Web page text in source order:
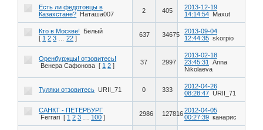
Есть ли федотовцы в
Казахстане?
Наташа007 2 405
2013-12-19
14:14:54 Maxut
Кто в Москве!
Белый
[ 1 2 3 22 ] 637 34675
2013-09-04
12:44:35 skorpio
Оренбуржцы! отзовитесь!
Венера Сафонова [ 1 2 ] 37 2997
2013-02-18
23:45:31
Anna
Nikolaeva
Туляки отзовитесь URII_71 0 333
2012-04-26
08:28:47 URII_71
САНКТ - ПЕТЕРБУРГ
Ferrari [ 1 2 3 100 ] 2986 1278162012-04-05
00:27:39 канарис